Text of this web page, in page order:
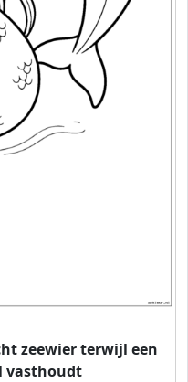
zeewier terwijl een
vasthoudt